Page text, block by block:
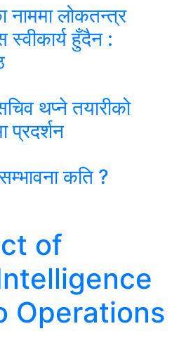
नाममा लोकतन्त्र
स्वीकार्य हुँदैन :
थप्ने तयारीको
प्रदर्शन
कति ?
of
Operations